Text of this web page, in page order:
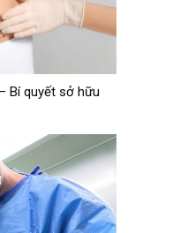
Bí quyết sở hữu